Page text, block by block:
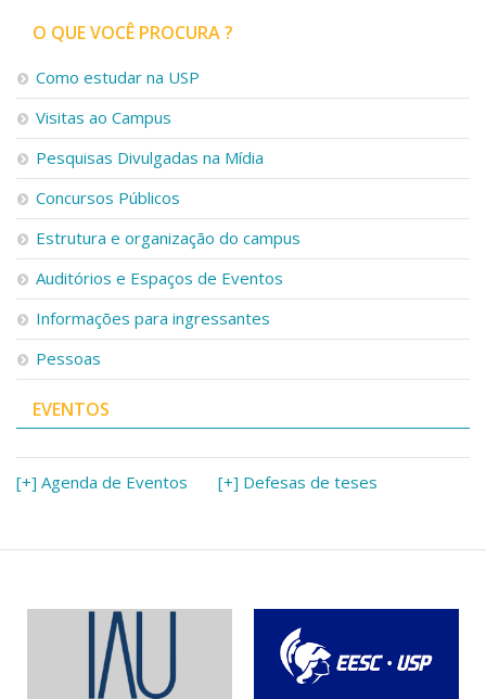
O QUE VOCÊ PROCURA ?
Como estudar na USP
Visitas ao Campus
Pesquisas Divulgadas na Mídia
Concursos Públicos
Estrutura e organização do campus
Auditórios e Espaços de Eventos
Informações para ingressantes
Pessoas
EVENTOS
[+] Agenda de Eventos [+] Defesas de teses